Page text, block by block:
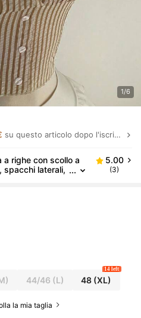
1/6
su questo articolo dopo l'iscrizione.
a righe con scollo a
spacchi laterali,
5.00
(3)
44/46 (L) 48 (XL)
14 left
la mia taglia